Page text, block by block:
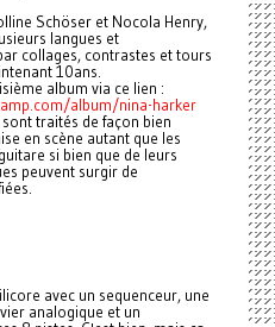
Schöser et Nocola Henry,
langues et
collages, contrastes et tours
10ans.
album via ce lien :
album/nina-harker
traités de façon bien
en scène autant que les
si bien que de leurs
peuvent surgir de
avec un sequenceur, une
analogique et un